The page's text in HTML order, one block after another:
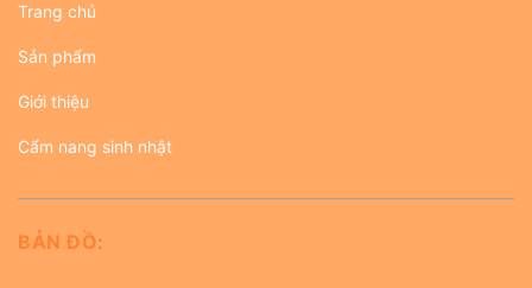
Trang chủ
Sản phẩm
Giới thiệu
Cẩm nang sinh nhật
BẢN ĐỒ: